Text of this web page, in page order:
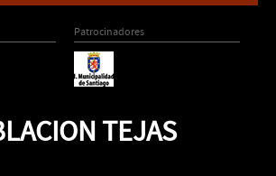
Patrocinadores
TEJAS